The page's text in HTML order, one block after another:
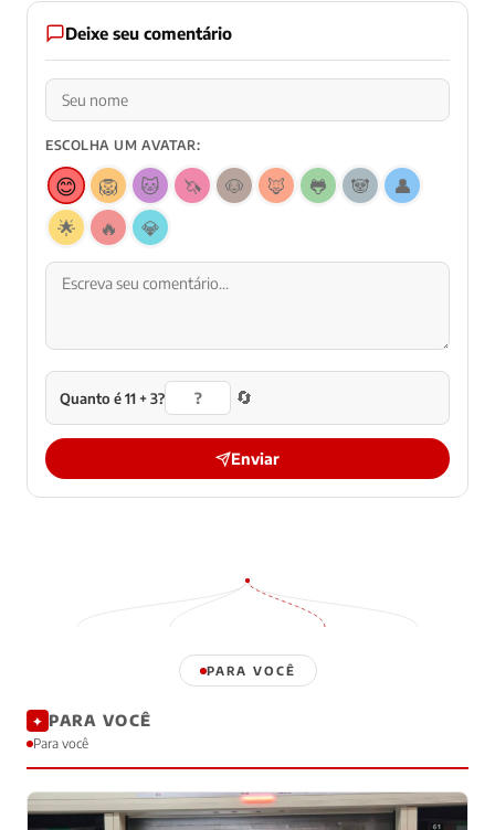
Deixe seu comentário
ESCOLHA UM AVATAR:
😊 🦁 🐱 🦄 🐶 🦊 🐸 🐼
👤
🌟
🔥 💎
Quanto é 11 + 3? 🔄
Enviar
PARA VOCÊ
✦ PARA VOCÊ
Para você